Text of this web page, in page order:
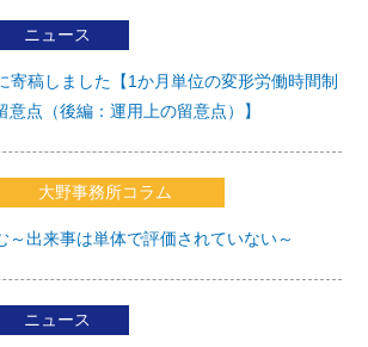
ニュース
寄稿しました【1か月単位の変形労働時間制
点（後編：運用上の留意点）】
大野事務所コラム
～出来事は単体で評価されていない～
ニュース